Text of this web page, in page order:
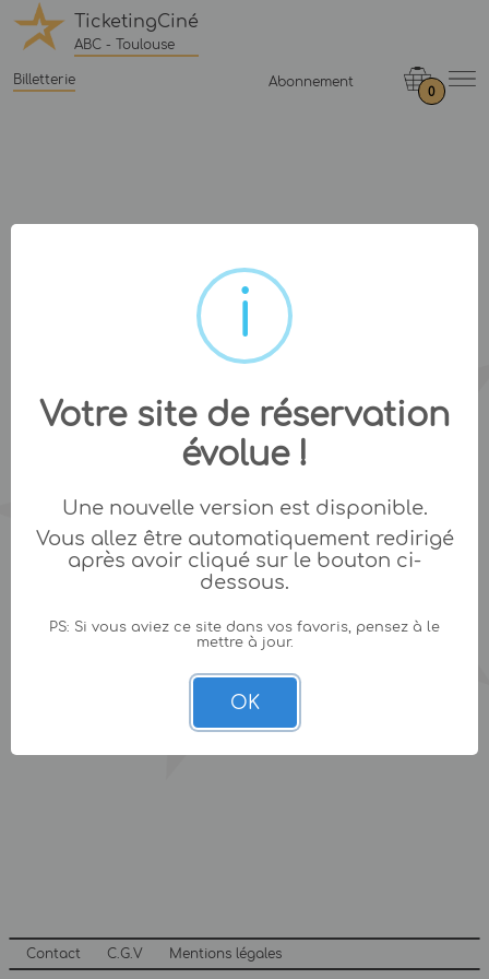
TicketingCiné
ABC - Toulouse
Billetterie Abonnement
0
Contact C.G.V Mentions légales
Votre site de réservation
évolue !
Une nouvelle version est disponible.
Vous allez être automatiquement redirigé
après avoir cliqué sur le bouton ci-
dessous.
PS: Si vous aviez ce site dans vos favoris, pensez à le
mettre à jour.
OK